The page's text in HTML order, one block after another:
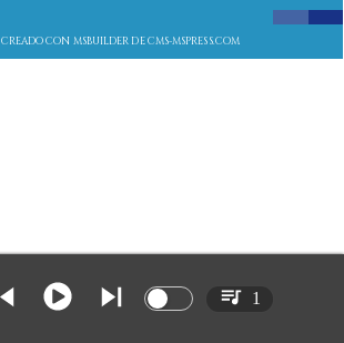
CREADO CON MSBUILDER DE CMS-MSPRESS.COM
1